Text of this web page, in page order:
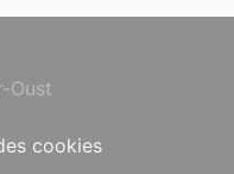
Oust
cookies